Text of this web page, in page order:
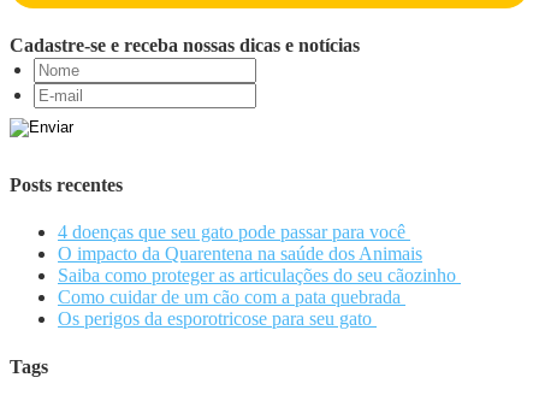
Cadastre-se e receba nossas dicas e notícias
Posts recentes
4 doenças que seu gato pode passar para você
O impacto da Quarentena na saúde dos Animais
Saiba como proteger as articulações do seu cãozinho
Como cuidar de um cão com a pata quebrada
Os perigos da esporotricose para seu gato
Tags